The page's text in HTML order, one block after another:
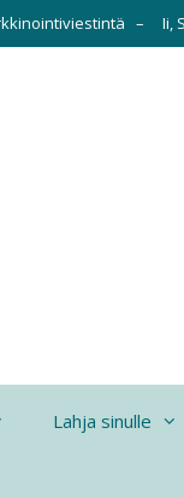
– Ii,
Lahja sinulle